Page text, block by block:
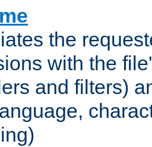
the
with the
and filters)